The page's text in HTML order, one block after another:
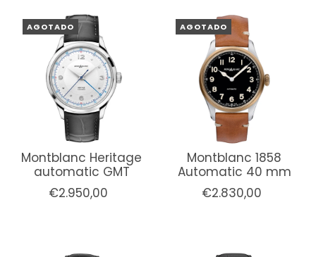
AGOTADO
Montblanc Heritage
automatic GMT
€2.950,00
AGOTADO
Montblanc 1858
Automatic 40 mm
€2.830,00